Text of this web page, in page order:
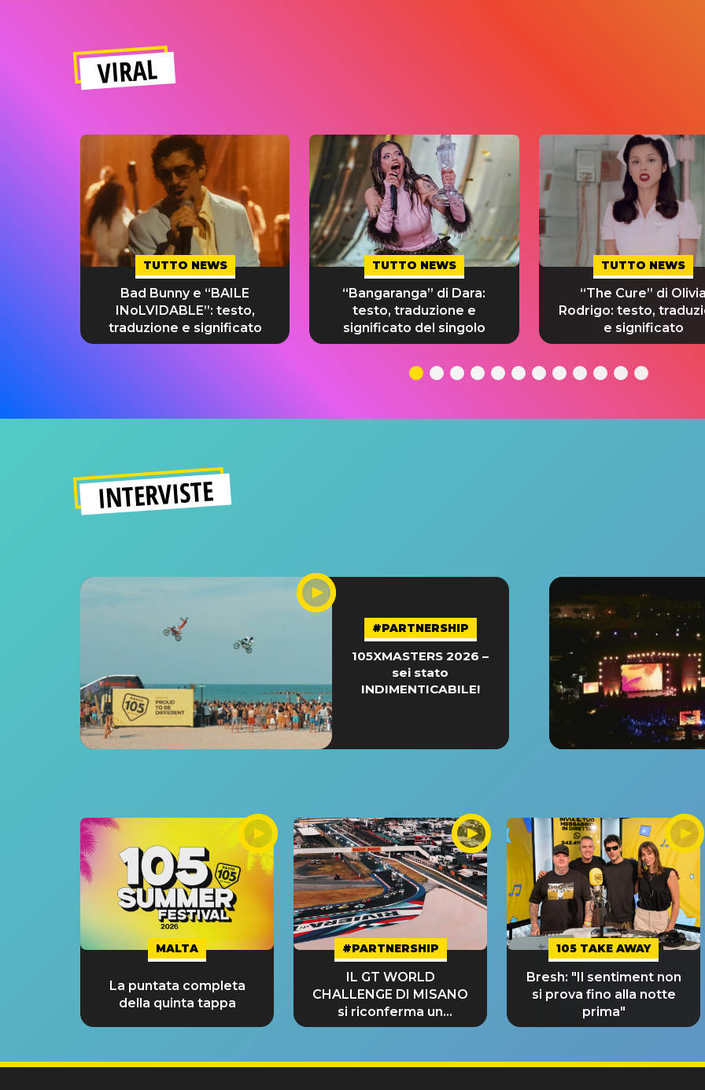
VIRAL
TUTTO NEWS
Bad Bunny e “BAILE
INoLVIDABLE”: testo,
traduzione e significato
TUTTO NEWS
“Bangaranga” di Dara:
testo, traduzione e
significato del singolo
TUTTO NEWS
“The Cure” di Olivia
Rodrigo: testo,
e significato
INTERVISTE
#PARTNERSHIP
105XMASTERS 2026 –
sei stato
INDIMENTICABILE!
MALTA
La puntata completa
della quinta tappa
#PARTNERSHIP
IL GT WORLD
CHALLENGE DI MISANO
si riconferma un
GRANDE SUCCESSO!
105 TAKE AWAY
Bresh: "Il sentiment non
si prova fino alla notte
prima"